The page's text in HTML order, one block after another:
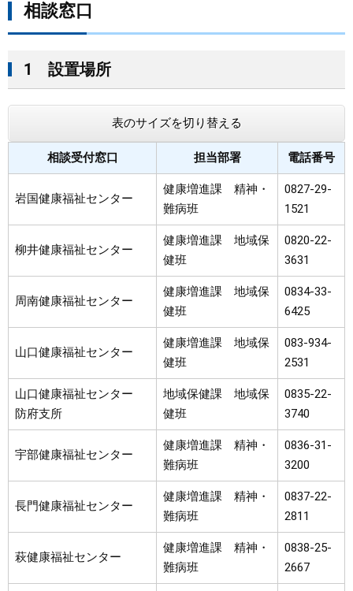
相談窓口
1 設置場所
表のサイズを切り替える
相談受付窓口 担当部署 電話番号
岩国健康福祉センター
健康増進課 精神・
難病班
0827-29-
1521
柳井健康福祉センター
健康増進課 地域保
健班
0820-22-
3631
周南健康福祉センター
健康増進課 地域保
健班
0834-33-
6425
山口健康福祉センター
健康増進課 地域保
健班
083-934-
2531
山口健康福祉センター
防府支所
地域保健課 地域保
健班
0835-22-
3740
宇部健康福祉センター
健康増進課 精神・
難病班
0836-31-
3200
長門健康福祉センター
健康増進課 精神・
難病班
0837-22-
2811
萩健康福祉センター
健康増進課 精神・
難病班
0838-25-
2667